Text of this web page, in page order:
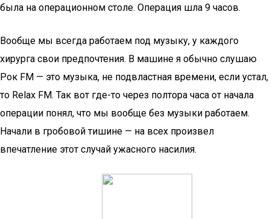
была на операционном столе. Операция шла 9 часов.
Вообще мы всегда работаем под музыку, у каждого
хирурга свои предпочтения. В машине я обычно слушаю
Рок FM — это музыка, не подвластная времени, если устал,
то Relax FM. Так вот где-то через полтора часа от начала
операции понял, что мы вообще без музыки работаем.
Начали в гробовой тишине — на всех произвел
впечатление этот случай ужасного насилия.